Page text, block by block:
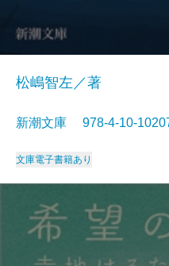
松嶋智左／著
新潮文庫 978-4-10-
文庫電子書籍あり